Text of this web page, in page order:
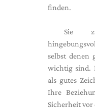
finden.
Sie
selbst denen
wichtig sind.
als gutes
Ihre
Sicherheit